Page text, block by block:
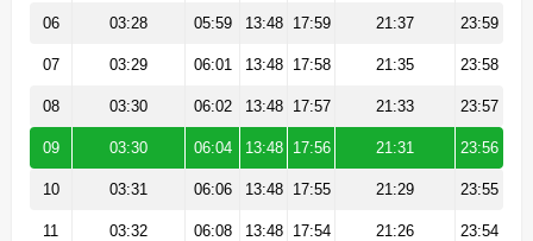
06 03:28 05:59 13:48 17:59 21:37 23:59
07 03:29 06:01 13:48 17:58 21:35 23:58
08 03:30 06:02 13:48 17:57 21:33 23:57
09 03:30 06:04 13:48 17:56 21:31 23:56
10 03:31 06:06 13:48 17:55 21:29 23:55
11 03:32 06:08 13:48 17:54 21:26 23:54